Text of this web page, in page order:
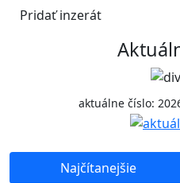
Pridať inzerát
aktuálne číslo:
Najčítanejšie